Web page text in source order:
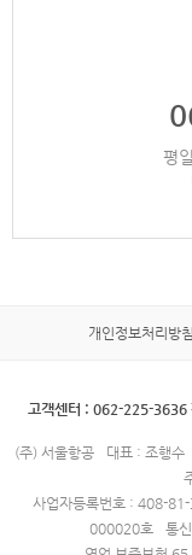
평
개인정보처리방
고객센터 : 062-225-3636
(주) 서울항공 대표 : 조행수
사업자등록번호 : 408-
000020호
통